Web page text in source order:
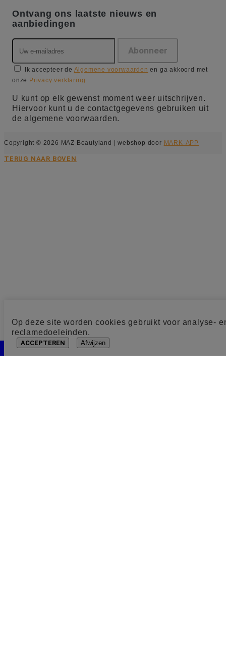
Op deze site worden cookies gebruikt voor analyse-
reclamedoeleinden.
ACCEPTEREN Afwijzen
Ontvang ons laatste nieuws en
aanbiedingen
Ik accepteer de Algemene voorwaarden en ga akkoord met
onze Privacy verklaring.
U kunt op elk gewenst moment weer uitschrijven.
Hiervoor kunt u de contactgegevens gebruiken uit
de algemene voorwaarden.
Copyright © 2026 MAZ Beautyland | webshop door MARK-APP
TERUG NAAR BOVEN
Cookie toestemming